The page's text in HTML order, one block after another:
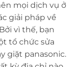
mọi dịch vụ ở
giải pháp về
vì thế, bạn
tổ chức sửa
giặt panasonic.